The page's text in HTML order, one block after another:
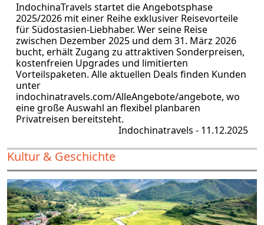
IndochinaTravels startet die Angebotsphase
2025/2026 mit einer Reihe exklusiver Reisevorteile
für Südostasien-Liebhaber. Wer seine Reise
zwischen Dezember 2025 und dem 31. März 2026
bucht, erhält Zugang zu attraktiven Sonderpreisen,
kostenfreien Upgrades und limitierten
Vorteilspaketen. Alle aktuellen Deals finden Kunden
unter
indochinatravels.com/AlleAngebote/angebote, wo
eine große Auswahl an flexibel planbaren
Privatreisen bereitsteht.
Indochinatravels - 11.12.2025
Kultur & Geschichte